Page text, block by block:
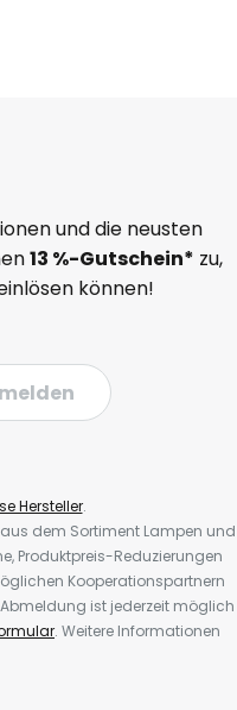
und die neusten
13 %-Gutschein* zu,
können!
Hersteller.
dem Sortiment Lampen und
Produktpreis-Reduzierungen
Kooperationspartnern
ist jederzeit möglich
. Weitere Informationen